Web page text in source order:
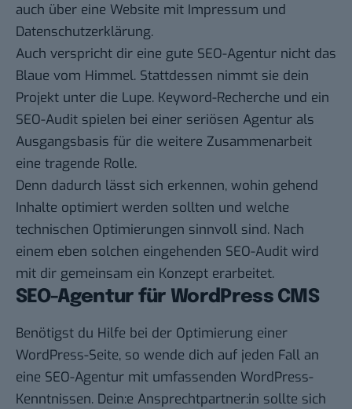
auch über eine Website mit Impressum und
Datenschutzerklärung.
Auch verspricht dir eine gute SEO-Agentur nicht das
Blaue vom Himmel. Stattdessen nimmt sie dein
Projekt unter die Lupe. Keyword-Recherche und ein
SEO-Audit spielen bei einer seriösen Agentur als
Ausgangsbasis für die weitere Zusammenarbeit
eine tragende Rolle.
Denn dadurch lässt sich erkennen, wohin gehend
Inhalte optimiert werden sollten und welche
technischen Optimierungen sinnvoll sind. Nach
einem eben solchen eingehenden SEO-Audit wird
mit dir gemeinsam ein Konzept erarbeitet.
SEO-Agentur für WordPress CMS
Benötigst du Hilfe bei der Optimierung einer
WordPress-Seite, so wende dich auf jeden Fall an
eine SEO-Agentur mit umfassenden WordPress-
Kenntnissen. Dein:e Ansprechtpartner:in sollte sich